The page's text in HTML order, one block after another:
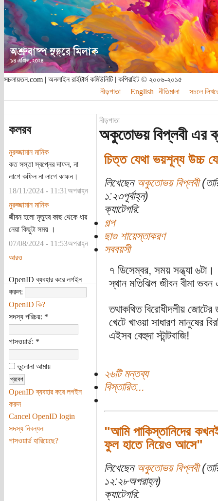
সচলায়তন.com | অনলাইন রাইটার্স কমিউনিটি | কপিরাইট © ২০০৬-২০১৫
নীড়পাতা
English নীতিমালা সচলে
কলরব
নুরুজ্জামান মানিক
কত সস্তা স্বপ্নের দাফন, না
লাগে কফিন না লাগে কাফন।
18/11/2024 - 11:31অপরাহ্ন
নুরুজ্জামান মানিক
জীবন হলো মৃত্যুর কাছ থেকে ধার
নেয়া কিছুটা সময় ।
07/08/2024 - 11:53অপরাহ্ন
আরও
OpenID ব্যবহার করে লগইন
করুন:
OpenID কি?
সদস্য পরিচয়: *
পাসওয়ার্ড: *
ভুলোনা আমায়
OpenID ব্যবহার করে লগইন
করুন
Cancel OpenID login
সদস্য নিবন্ধন
পাসওয়ার্ড হারিয়েছে?
নীড়পাতা
অকুতোভয় বিপ্লবী এর
চিত্ত যেথা ভয়শূন্য উচ্চ
লিখেছেন অকুতোভয় বিপ্লবী
১:২৩পূর্বাহ্ন)
ক্যাটেগরি:
গল্প
ছাগু শায়েস্তাকরণ
সববয়সী
৭ ডিসেম্বর, সময় সন্ধ্যা ৬টা।
স্থান মতিঝিল জীবন বীমা
তথাকথিত বিরোধীদলীয় জোটের
খেটে খাওয়া সাধারণ
এইসব বেহুদা স্টান্টবাজি!
২৬টি মন্তব্য
বিস্তারিত...
"আমি পাকিস্তানিদের
ফুল হাতে নিয়েও আসে"
লিখেছেন অকুতোভয় বিপ্লবী
১২:২৮অপরাহ্ন)
ক্যাটেগরি: